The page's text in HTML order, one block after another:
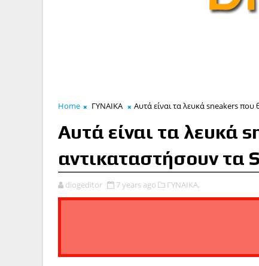
Home ΓΥΝΑΙΚΑ Αυτά είναι τα λευκά sneakers
Αυτά είναι τα λευκά
αντικαταστήσουν τα
diogeditor 7 years ago ΓΥΝΑΙΚΑ,